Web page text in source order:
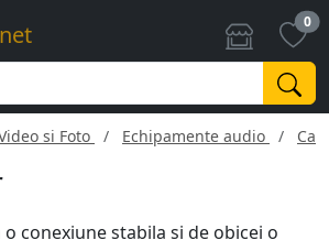
0
si Foto Echipamente audio
conexiune stabila si de obicei o